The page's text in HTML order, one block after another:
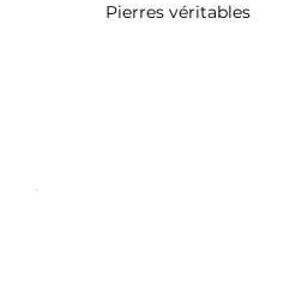
Pierres véritables